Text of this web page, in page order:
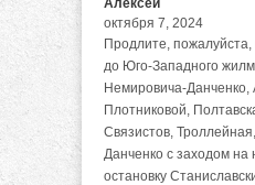
Алексей
октября 7, 2024
Продлите, пожалуйста,
до Юго-Западного
Немировича-Данченко,
Плотниковой,
Связистов,
Данченко с заходом
остановку